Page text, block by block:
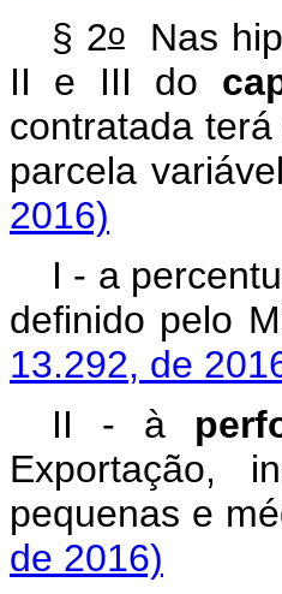
§ 2oNas
II e III do
contratada
parcela
2016)
I - a
definido
13.292, de
II - à
Exportação,
pequenas e
de 2016)